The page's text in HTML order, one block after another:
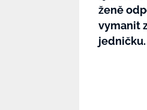
ženě
vymanit
jedničku.